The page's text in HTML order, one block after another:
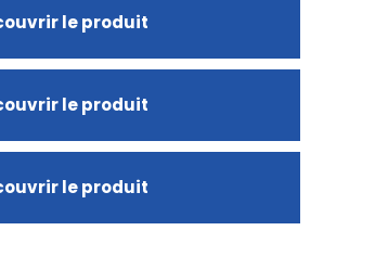
le produit
le produit
le produit